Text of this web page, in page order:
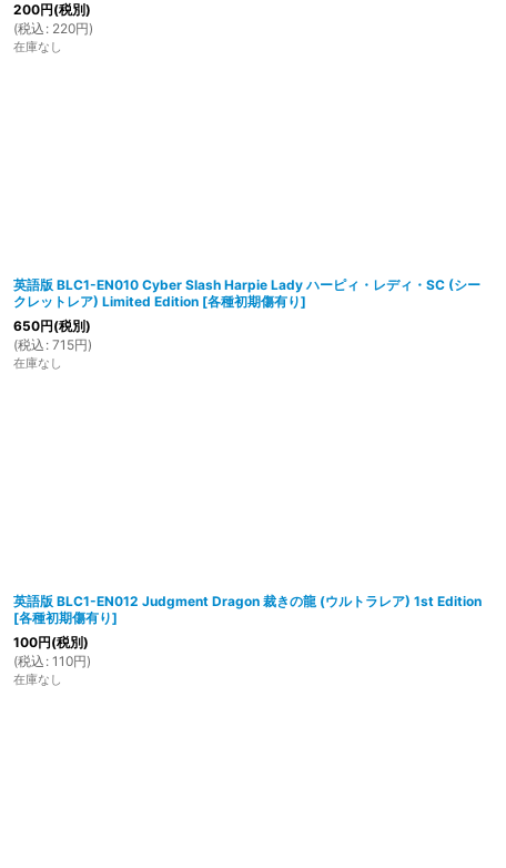
200円(税別)
(税込 : 220円)
在庫なし
英語版 BLC1-EN010 Cyber Slash Harpie Lady ハーピィ・レディ・SC (シー
クレットレア) Limited Edition [各種初期傷有り]
650円(税別)
(税込 : 715円)
在庫なし
英語版 BLC1-EN012 Judgment Dragon 裁きの龍 (ウルトラレア) 1st Edition
[各種初期傷有り]
100円(税別)
(税込 : 110円)
在庫なし